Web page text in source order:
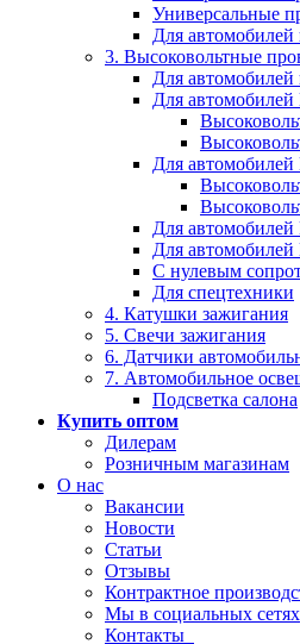
Универсальные
Для автомобилей
3. Высоковольтные
Для
Для
Для
Для
Для
С нулевым
Для спецтехники
4. Катушки зажигания
5. Свечи зажигания
6. Датчики
7. Автомобильное
Подсветка салона
Купить оптом
Дилерам
Розничным магазинам
О нас
Вакансии
Новости
Статьи
Отзывы
Контрактное
Мы в социальных сетях
Контакты